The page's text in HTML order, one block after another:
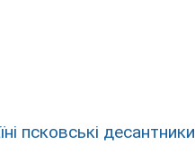
псковські десантники